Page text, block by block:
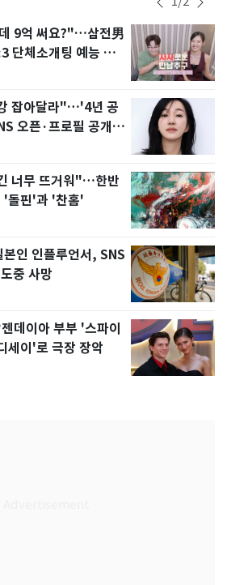
9억 써요?"…삼전男
단체소개팅 예능 화
잡아달라"…'4년 공
오픈·프로필 공개
너무 뜨거워"…한반
'돌핀'과 '찬홈'
본인 인플루언서, SNS
중 사망
데이아 부부 '스파이
세이'로 극장 장악